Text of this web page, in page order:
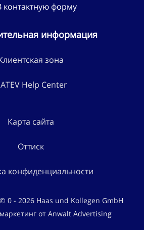
форму
информация
зона
Help Center
Карта сайта
Оттиск
конфиденциальности
0 - 2026 Haas und Kollegen GmbH
от Anwalt Advertising